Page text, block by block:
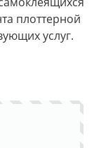
плоттерной
услуг.